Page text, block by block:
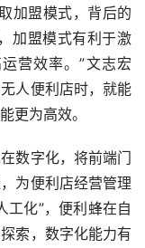
加盟模式，背后的
加盟模式有利于激
营效率。”文志宏
人便利店时，就能
更为高效。
数字化，将前端门
为便利店经营管理
工化”，便利蜂在自
索，数字化能力有